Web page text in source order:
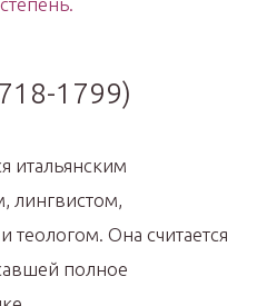
1799)
итальянским
лингвистом,
теологом. Она считается
полное